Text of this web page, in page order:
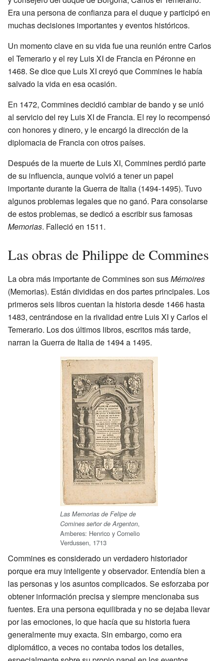
Era una persona de confianza para el duque y participó en
muchas decisiones importantes y eventos históricos.
Un momento clave en su vida fue una reunión entre Carlos
el Temerario y el rey Luis XI de Francia en Péronne en
1468. Se dice que Luis XI creyó que Commines le había
salvado la vida en esa ocasión.
En 1472, Commines decidió cambiar de bando y se unió
al servicio del rey Luis XI de Francia. El rey lo recompensó
con honores y dinero, y le encargó la dirección de la
diplomacia de Francia con otros países.
Después de la muerte de Luis XI, Commines perdió parte
de su influencia, aunque volvió a tener un papel
importante durante la Guerra de Italia (1494-1495). Tuvo
algunos problemas legales que no ganó. Para consolarse
de estos problemas, se dedicó a escribir sus famosas
Memorias. Falleció en 1511.
Las obras de Philippe de Commines
La obra más importante de Commines son susMémoires
(Memorias). Están divididas en dos partes principales. Los
primeros seis libros cuentan la historia desde 1466 hasta
1483, centrándose en la rivalidad entre Luis XI y Carlos el
Temerario. Los dos últimos libros, escritos más tarde,
narran la Guerra de Italia de 1494 a 1495.
Las Memorias de Felipe de
Comines señor de Argenton,
Amberes: Henrico y Cornelio
Verdussen, 1713
Commines es considerado un verdadero historiador
porque era muy inteligente y observador. Entendía bien a
las personas y los asuntos complicados. Se esforzaba por
obtener información precisa y siempre mencionaba sus
fuentes. Era una persona equilibrada y no se dejaba llevar
por las emociones, lo que hacía que su historia fuera
generalmente muy exacta. Sin embargo, como era
diplomático, a veces no contaba todos los detalles,